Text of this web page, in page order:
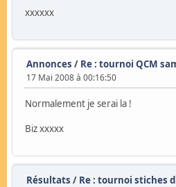
xxxxxx
Annonces / Re : tournoi QCM
17 Mai 2008 à 00:16:50
Normalement je serai la !
Biz xxxxx
Résultats / Re : tournoi stiches